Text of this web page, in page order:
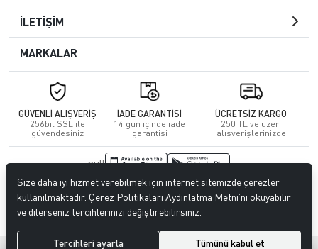
İLETİŞİM
MARKALAR
GÜVENLİ ALIŞVERİŞ
256bit SSL ile
güvendesiniz
İADE GARANTİSİ
14 gün içinde iade
garantisi
ÜCRETSİZ KARGO
250 TL ve üzeri
alışverişlerinizde
null
© 2023CENGİZ DERİ. Tüm hakları saklıdır.
Hipotenüs ®Yeni Nesil E-Ticaret Sistemleri ile Hazırlanmıştır.
Size daha iyi hizmet verebilmek için internet sitemizde çerezler
kullanılmaktadır. Çerez Politikaları Aydınlatma Metni’ni okuyabilir
ve dilerseniz tercihlerinizi değiştirebilirsiniz.
Tercihleri ayarla Tümünü kabul et